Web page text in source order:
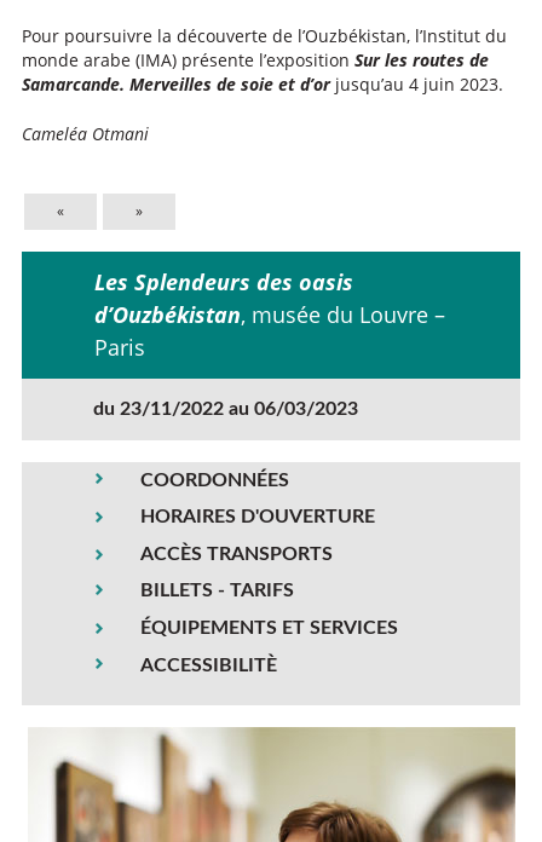
Pour poursuivre la découverte de l’Ouzbékistan, l’Institut du
monde arabe (IMA) présente l’exposition Sur les routes de
Samarcande. Merveilles de soie et d’orjusqu’au 4 juin 2023.
Cameléa Otmani
« »
Les Splendeurs des oasis
d’Ouzbékistan, musée du Louvre –
Paris
du 23/11/2022 au 06/03/2023
COORDONNÉES
HORAIRES D'OUVERTURE
ACCÈS TRANSPORTS
BILLETS - TARIFS
ÉQUIPEMENTS ET SERVICES
ACCESSIBILITÈ